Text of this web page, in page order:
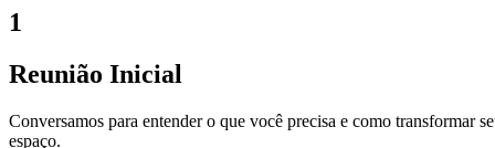
1
Reunião Inicial
Conversamos para entender o que você precisa e como transformar
espaço.